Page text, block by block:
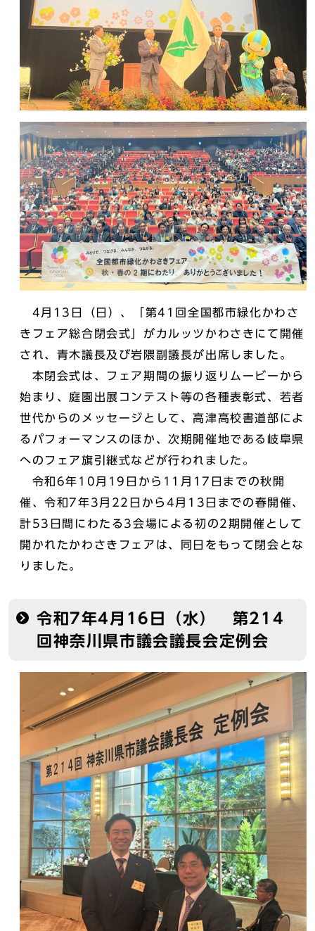
4月13日（日）、「第41回全国都市緑化かわさ
きフェア総合閉会式」がカルッツかわさきにて開催
され、青木議長及び岩隈副議長が出席しました。
本閉会式は、フェア期間の振り返りムービーから
始まり、庭園出展コンテスト等の各種表彰式、若者
世代からのメッセージとして、高津高校書道部によ
るパフォーマンスのほか、次期開催地である岐阜県
へのフェア旗引継式などが行われました。
令和6年10月19日から11月17日までの秋開
催、令和7年3月22日から4月13日までの春開催、
計53日間にわたる3会場による初の2期開催として
開かれたかわさきフェアは、同日をもって閉会とな
りました。
令和7年4月16日（水） 第214
回神奈川県市議会議長会定例会